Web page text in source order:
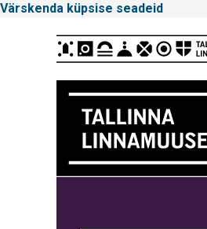
Värskenda küpsise seadeid